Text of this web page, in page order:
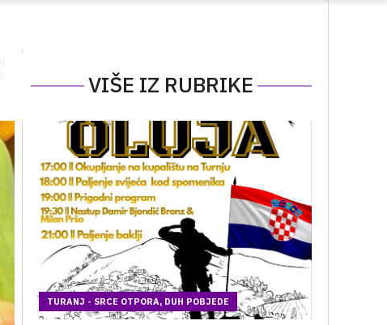
VIŠE IZ RUBRIKE
TURANJ - SRCE OTPORA, DUH POBJEDE